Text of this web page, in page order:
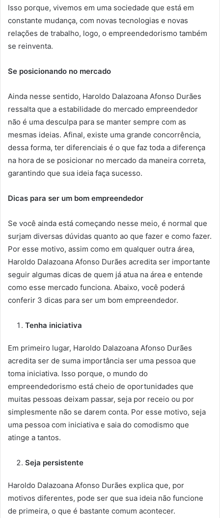
Isso porque, vivemos em uma sociedade que está em
constante mudança, com novas tecnologias e novas
relações de trabalho, logo, o empreendedorismo também
se reinventa.
Se posicionando no mercado
Ainda nesse sentido, Haroldo Dalazoana Afonso Durães
ressalta que a estabilidade do mercado empreendedor
não é uma desculpa para se manter sempre com as
mesmas ideias. Afinal, existe uma grande concorrência,
dessa forma, ter diferenciais é o que faz toda a diferença
na hora de se posicionar no mercado da maneira correta,
garantindo que sua ideia faça sucesso.
Dicas para ser um bom empreendedor
Se você ainda está começando nesse meio, é normal que
surjam diversas dúvidas quanto ao que fazer e como fazer.
Por esse motivo, assim como em qualquer outra área,
Haroldo Dalazoana Afonso Durães acredita ser importante
seguir algumas dicas de quem já atua na área e entende
como esse mercado funciona. Abaixo, você poderá
conferir 3 dicas para ser um bom empreendedor.
Tenha iniciativa
Em primeiro lugar, Haroldo Dalazoana Afonso Durães
acredita ser de suma importância ser uma pessoa que
toma iniciativa. Isso porque, o mundo do
empreendedorismo está cheio de oportunidades que
muitas pessoas deixam passar, seja por receio ou por
simplesmente não se darem conta. Por esse motivo, seja
uma pessoa com iniciativa e saia do comodismo que
atinge a tantos.
Seja persistente
Haroldo Dalazoana Afonso Durães explica que, por
motivos diferentes, pode ser que sua ideia não funcione
de primeira, o que é bastante comum acontecer.